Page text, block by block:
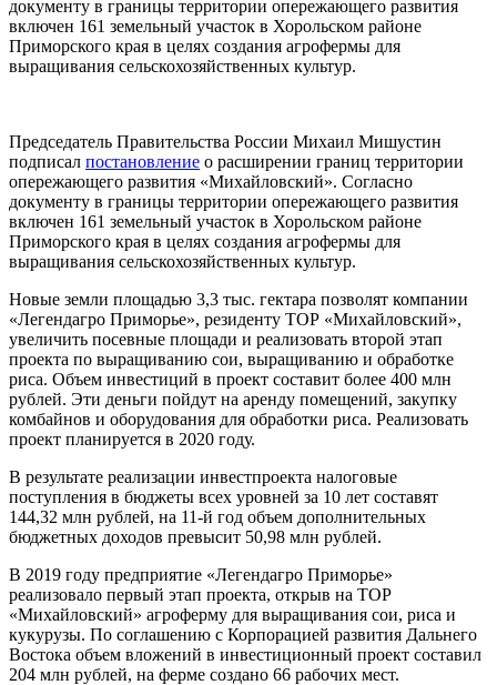
документу в границы территории опережающего развития
включен 161 земельный участок в Хорольском районе
Приморского края в целях создания агрофермы для
выращивания сельскохозяйственных культур.
Председатель Правительства России Михаил Мишустин
подписал постановление о расширении границ территории
опережающего развития «Михайловский». Согласно
документу в границы территории опережающего развития
включен 161 земельный участок в Хорольском районе
Приморского края в целях создания агрофермы для
выращивания сельскохозяйственных культур.
Новые земли площадью 3,3 тыс. гектара позволят компании
«Легендагро Приморье», резиденту ТОР «Михайловский»,
увеличить посевные площади и реализовать второй этап
проекта по выращиванию сои, выращиванию и обработке
риса. Объем инвестиций в проект составит более 400 млн
рублей. Эти деньги пойдут на аренду помещений, закупку
комбайнов и оборудования для обработки риса. Реализовать
проект планируется в 2020 году.
В результате реализации инвестпроекта налоговые
поступления в бюджеты всех уровней за 10 лет составят
144,32 млн рублей, на 11-й год объем дополнительных
бюджетных доходов превысит 50,98 млн рублей.
В 2019 году предприятие «Легендагро Приморье»
реализовало первый этап проекта, открыв на ТОР
«Михайловский» агроферму для выращивания сои, риса и
кукурузы. По соглашению с Корпорацией развития Дальнего
Востока объем вложений в инвестиционный проект составил
204 млн рублей, на ферме создано 66 рабочих мест.